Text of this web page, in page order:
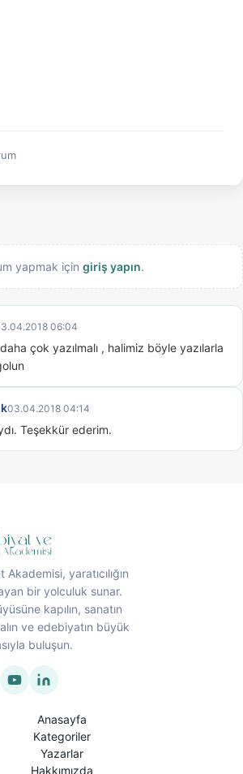
yapmak için giriş yapın.
06:04
çok yazılmalı , halimiz böyle yazılarla
03.04.2018 04:14
Teşekkür ederim.
yaratıcılığın
bir yolculuk sunar.
kapılın, sanatın
ve edebiyatın büyük
buluşun.
Anasayfa
Kategoriler
Yazarlar
Hakkımızda